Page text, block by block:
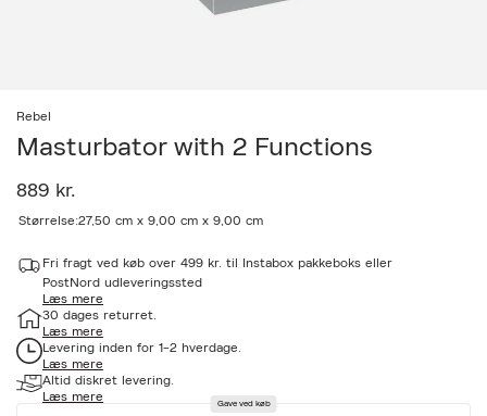
Rebel
Masturbator with 2 Functions
889 kr.
a
c
e
s
i
b
i
l
i
Størrelse:27,50 cm x 9,00 cm x 9,00 cm
Fri fragt ved køb over 499 kr. til Instabox pakkeboks eller
PostNord udleveringssted
Læs mere
30 dages returret.
Læs mere
Levering inden for 1-2 hverdage.
Læs mere
Altid diskret levering.
Læs mere
Gave ved køb